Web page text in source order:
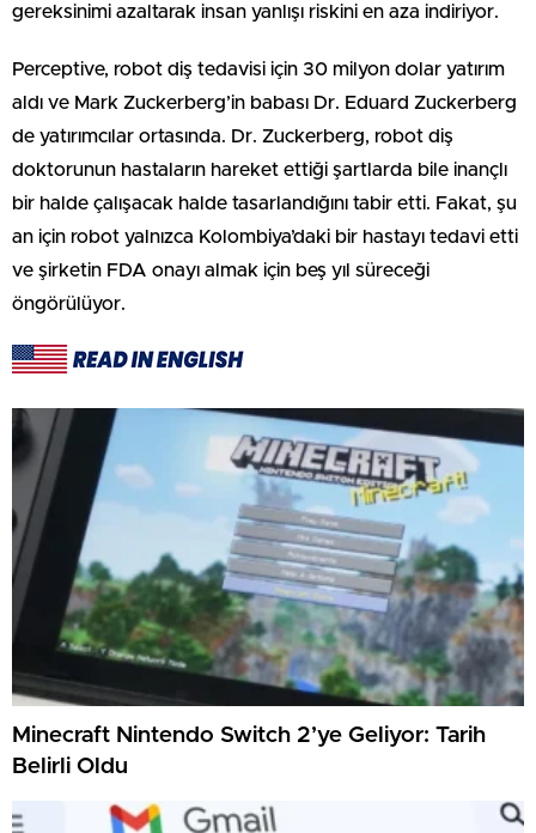
gereksinimi azaltarak insan yanlışı riskini en aza indiriyor.
Perceptive, robot diş tedavisi için 30 milyon dolar yatırım
aldı ve Mark Zuckerberg’in babası Dr. Eduard Zuckerberg
de yatırımcılar ortasında. Dr. Zuckerberg, robot diş
doktorunun hastaların hareket ettiği şartlarda bile inançlı
bir halde çalışacak halde tasarlandığını tabir etti. Fakat, şu
an için robot yalnızca Kolombiya’daki bir hastayı tedavi etti
ve şirketin FDA onayı almak için beş yıl süreceği
öngörülüyor.
Minecraft Nintendo Switch 2’ye Geliyor: Tarih
Belirli Oldu